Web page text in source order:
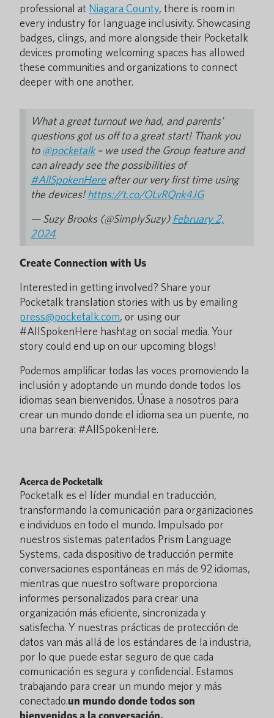
professional at Niagara County, there is room in
every industry for language inclusivity. Showcasing
badges, clings, and more alongside their Pocketalk
devices promoting welcoming spaces has allowed
these communities and organizations to connect
deeper with one another.
What a great turnout we had, and parents'
questions got us off to a great start! Thank you
to@pocketalk– we used the Group feature and
can already see the possibilities of
#AllSpokenHereafter our very first time using
the devices!https://t.co/OLvRQnk4JG
— Suzy Brooks (@SimplySuzy) February 2,
2024
Create Connection with Us
Interested in getting involved? Share your
Pocketalk translation stories with us by emailing
press@pocketalk.com, or using our
#AllSpokenHere hashtag on social media. Your
story could end up on our upcoming blogs!
Podemos amplificar todas las voces promoviendo la
inclusión y adoptando un mundo donde todos los
idiomas sean bienvenidos. Únase a nosotros para
crear un mundo donde el idioma sea un puente, no
una barrera: #AllSpokenHere.
Acerca de Pocketalk
Pocketalk es el líder mundial en traducción,
transformando la comunicación para organizaciones
e individuos en todo el mundo. Impulsado por
nuestros sistemas patentados Prism Language
Systems, cada dispositivo de traducción permite
conversaciones espontáneas en más de 92 idiomas,
mientras que nuestro software proporciona
informes personalizados para crear una
organización más eficiente, sincronizada y
satisfecha. Y nuestras prácticas de protección de
datos van más allá de los estándares de la industria,
por lo que puede estar seguro de que cada
comunicación es segura y confidencial. Estamos
trabajando para crear un mundo mejor y más
conectado.un mundo donde todos son
bienvenidos a la conversación.